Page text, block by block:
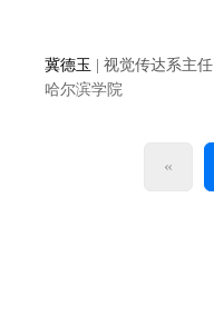
冀德玉
| 视觉传达系主任
哈尔滨学院
«